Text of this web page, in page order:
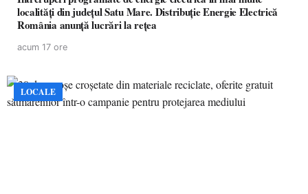
localități din județul Satu Mare. Distribuție Energie Electrică
România anunță lucrări la rețea
acum 17 ore
LOCALE